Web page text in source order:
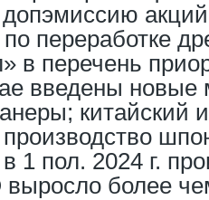
допэмиссию
по переработке
в перечень
введены новые
китайский
производство
1 пол. 2024 г.
более